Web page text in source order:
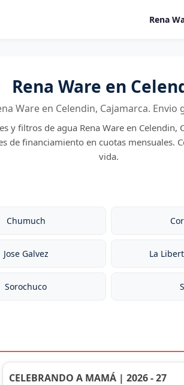
Rena
Rena Ware en
Ware en Celendin, Cajamarca.
y filtros de agua Rena Ware en Celendin,
de financiamiento en cuotas mensuales.
vida.
Chumuch
Jose Galvez La
Sorochuco
CELEBRANDO A MAMÁ | 2026 - 27